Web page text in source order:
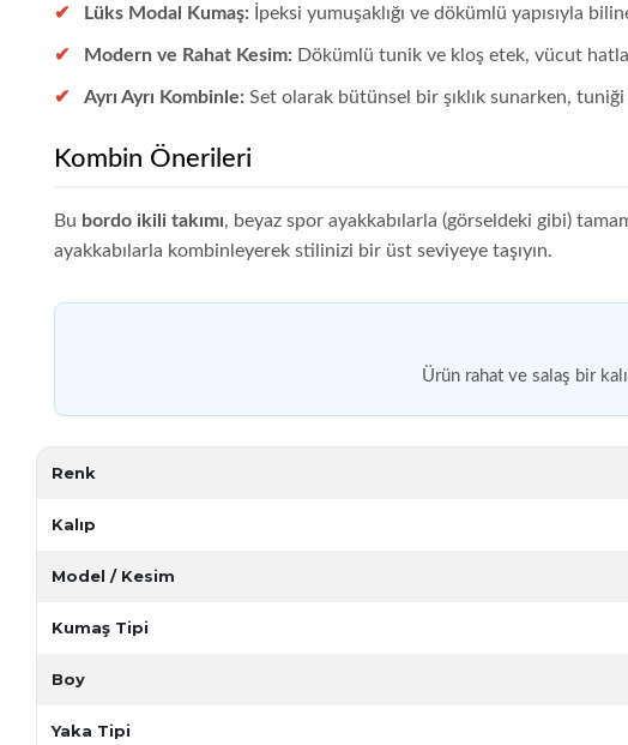
Lüks Modal Kumaş: İpeksi yumuşaklığı ve dökümlü yapısıyla
Modern ve Rahat Kesim: Dökümlü tunik ve kloş etek, vücut
Ayrı Ayrı Kombinle: Set olarak bütünsel bir şıklık sunarken,
Kombin Önerileri
Bu bordo ikili takımı, beyaz spor ayakkabılarla (görseldeki gibi)
ayakkabılarla kombinleyerek stilinizi bir üst seviyeye taşıyın.
Ürün rahat ve salaş bir
Renk
Kalıp
Model / Kesim
Kumaş Tipi
Boy
Yaka Tipi